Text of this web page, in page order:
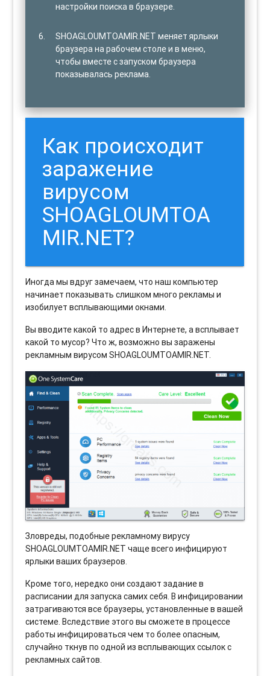
настройки поиска в браузере.
SHOAGLOUMTOAMIR.NET меняет ярлыки
браузера на рабочем столе и в меню,
чтобы вместе с запуском браузера
показывалась реклама.
Как происходит
заражение
вирусом
SHOAGLOUMTOA
MIR.NET?
Иногда мы вдруг замечаем, что наш компьютер
начинает показывать слишком много рекламы и
изобилует всплывающими окнами.
Вы вводите какой то адрес в Интернете, а всплывает
какой то мусор? Что ж, возможно вы заражены
рекламным вирусом SHOAGLOUMTOAMIR.NET.
Зловреды, подобные рекламному вирусу
SHOAGLOUMTOAMIR.NET чаще всего инфицируют
ярлыки ваших браузеров.
Кроме того, нередко они создают задание в
расписании для запуска самих себя. В инфицировании
затрагиваются все браузеры, установленные в вашей
системе. Вследствие этого вы сможете в процессе
работы инфицироваться чем то более опасным,
случайно ткнув по одной из всплывающих ссылок с
рекламных сайтов.